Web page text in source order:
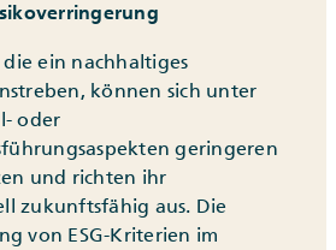
ein nachhaltiges
können sich unter
oder
geringeren
und richten ihr
zukunftsfähig aus. Die
von ESG-Kriterien im